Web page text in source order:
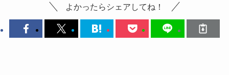
よかったらシェアしてね！